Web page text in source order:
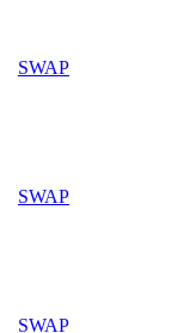
SWAP
SWAP
SWAP